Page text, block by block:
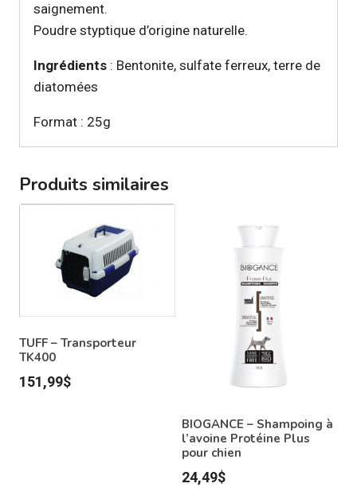
saignement.
Poudre styptique d’origine naturelle.
Ingrédients : Bentonite, sulfate ferreux, terre de
diatomées
Format : 25g
Produits similaires
TUFF – Transporteur
TK400
151,99$
BIOGANCE – Shampoing à
l’avoine Protéine Plus
pour chien
24,49$